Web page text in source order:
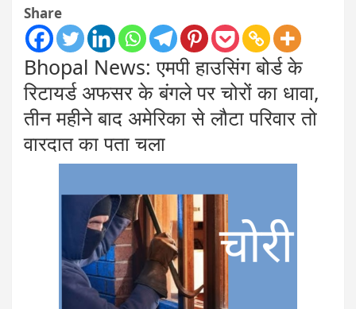
Share
Bhopal News: एमपी हाउसिंग बोर्ड के
रिटायर्ड अफसर के बंगले पर चोरों का धावा,
तीन महीने बाद अमेरिका से लौटा परिवार तो
वारदात का पता चला